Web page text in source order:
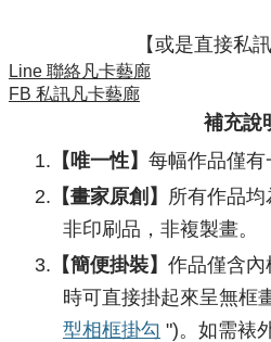
【或是直接私
Line 聯絡凡卡藝廊
FB 私訊凡卡藝廊
補充說
【唯一性】 每幅作品僅有
【畫家原創】 所有作品均
非印刷品，非複製畫。
【簡便掛裝】 作品僅含內
時可直接掛起來呈無框
型相框掛勾 ")。如需裱